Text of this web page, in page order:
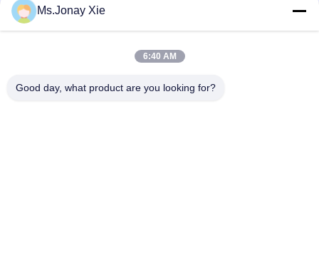
Optische Faseradapter LC/UPC zu LC/APC Einzelmodus
Simplex LC/APC-LC/UPC Glasfaseradapter SM SX
Metall-FC-Bare-Faser-Adapter 60µm 80µm 126µm 130µm
Ms.Jonay Xie
6:40 AM
Good day, what product are you looking for?